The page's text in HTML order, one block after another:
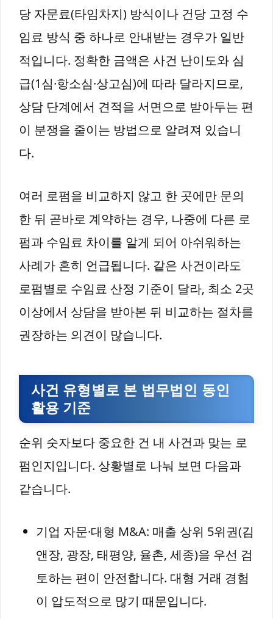
당 자문료(타임차지) 방식이나 건당 고정 수
임료 방식 중 하나로 안내받는 경우가 일반
적입니다. 정확한 금액은 사건 난이도와 심
급(1심·항소심·상고심)에 따라 달라지므로,
상담 단계에서 견적을 서면으로 받아두는 편
이 분쟁을 줄이는 방법으로 알려져 있습니
다.
여러 로펌을 비교하지 않고 한 곳에만 문의
한 뒤 곧바로 계약하는 경우, 나중에 다른 로
펌과 수임료 차이를 알게 되어 아쉬워하는
사례가 흔히 언급됩니다. 같은 사건이라도
로펌별로 수임료 산정 기준이 달라, 최소 2곳
이상에서 상담을 받아본 뒤 비교하는 절차를
권장하는 의견이 많습니다.
사건 유형별로 본 법무법인 동인
활용 기준
순위 숫자보다 중요한 건 내 사건과 맞는 로
펌인지입니다. 상황별로 나눠 보면 다음과
같습니다.
기업 자문·대형 M&A: 매출 상위 5위권(김
앤장, 광장, 태평양, 율촌, 세종)을 우선 검
토하는 편이 안전합니다. 대형 거래 경험
이 압도적으로 많기 때문입니다.